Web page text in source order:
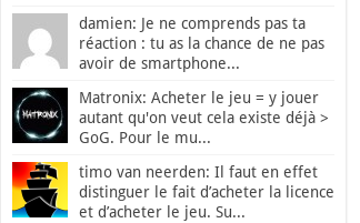
damien: Je ne comprends pas ta
réaction : tu as la chance de ne pas
avoir de smartphone...
Matronix: Acheter le jeu = y jouer
autant qu'on veut cela existe déjà >
GoG. Pour le mu...
timo van neerden: Il faut en effet
distinguer le fait d’acheter la licence
et d’acheter le jeu. Su...